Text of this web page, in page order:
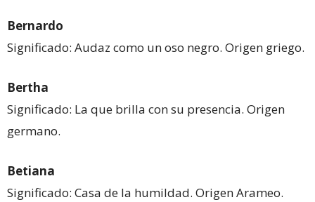
Bernardo
Significado: Audaz como un oso negro. Origen griego.
Bertha
Significado: La que brilla con su presencia. Origen
germano.
Betiana
Significado: Casa de la humildad. Origen Arameo.